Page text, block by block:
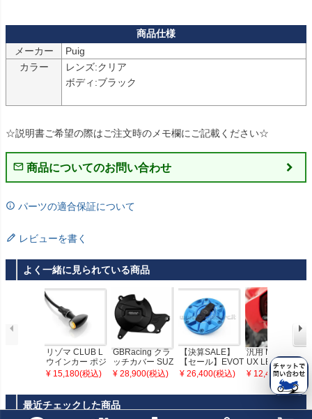
メーカー
Puig
カラー
レンズ:クリア
ボディ:ブラック
☆説明書ご希望の際はご注文時のメモ欄にご記載ください☆
商品についてのお問い合わせ
パーツの適合保証について
レビューを書く
よく一緒に見られている商品
リゾマ CLUB L
ウインカー ポジ
ションランプ付
き ブラック
¥ 15,180(税込)
GBRacing クラ
ッチカバー SUZ
UKI SV650
¥ 28,900(税込)
【決算SALE】
【セール】EVOT
ECH フューエル
タンクキャップ
MPH/KTM/MV A
¥ 26,400(税込)
汎用 MI-LED B-L
UX LED ウイン
カー Eマーク付
き バラクーダ
¥ 12,400(税込)
最近チェックした商品